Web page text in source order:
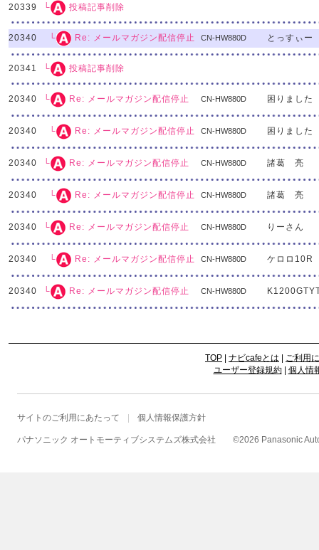
20339 └ 投稿記事削除
20340 └ Re: メールマガジン配信停止 CN-HW880D とっすぃー
20341 └ 投稿記事削除
20340 └ Re: メールマガジン配信停止 CN-HW880D 困りました
20340 └ Re: メールマガジン配信停止 CN-HW880D 困りました
20340 └ Re: メールマガジン配信停止 CN-HW880D 諸葛 亮
20340 └ Re: メールマガジン配信停止 CN-HW880D 諸葛 亮
20340 └ Re: メールマガジン配信停止 CN-HW880D りーさん
20340 └ Re: メールマガジン配信停止 CN-HW880D ケロロ10R
20340 └ Re: メールマガジン配信停止 CN-HW880D
TOP ナビcafeとは
ご利用
ユーザー登録規約| 個人情
サイトのご利用にあたって 個人情報保護方針
パナソニック オートモーティブシステムズ株式会社 ©2026 Panasonic